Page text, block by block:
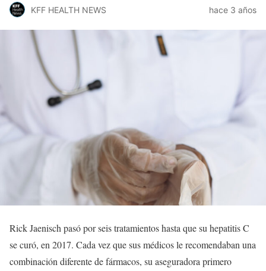
KFF HEALTH NEWS hace 3 años
Rick Jaenisch pasó por seis tratamientos hasta que su hepatitis C
se curó, en 2017. Cada vez que sus médicos le recomendaban una
combinación diferente de fármacos, su aseguradora primero